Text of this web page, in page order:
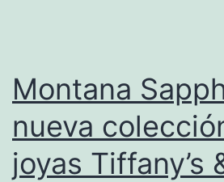
Montana
nueva
joyas Tiffany’s